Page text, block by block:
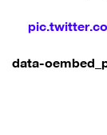
" data-